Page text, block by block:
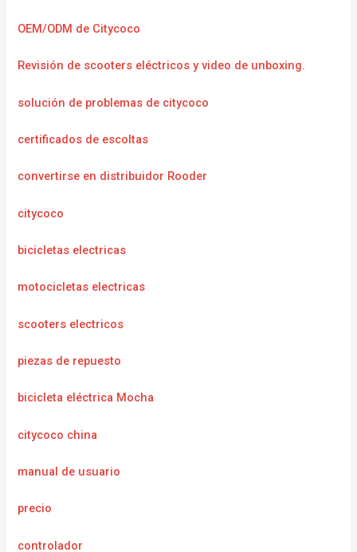
OEM/ODM de Citycoco
Revisión de scooters eléctricos y video de unboxing.
solución de problemas de citycoco
certificados de escoltas
convertirse en distribuidor Rooder
citycoco
bicicletas electricas
motocicletas electricas
scooters electricos
piezas de repuesto
bicicleta eléctrica Mocha
citycoco china
manual de usuario
precio
controlador